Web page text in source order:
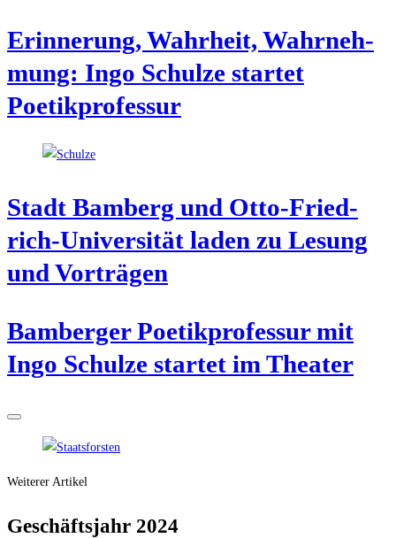
Erin­ne­rung, Wahr­heit, Wahr­neh­
mung: Ingo Schul­ze star­tet
Poetikprofessur
Stadt Bam­berg und Otto-Fried­
rich-Uni­ver­si­tät laden zu Lesung
und Vorträgen
Bam­ber­ger Poe­tik­pro­fes­sur mit
Ingo Schul­ze star­tet im Theater
Weiterer Artikel
Geschäfts­jahr 2024